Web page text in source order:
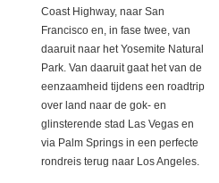
Coast Highway, naar San
Francisco en, in fase twee, van
daaruit naar het Yosemite Natural
Park. Van daaruit gaat het van de
eenzaamheid tijdens een roadtrip
over land naar de gok- en
glinsterende stad Las Vegas en
via Palm Springs in een perfecte
rondreis terug naar Los Angeles.